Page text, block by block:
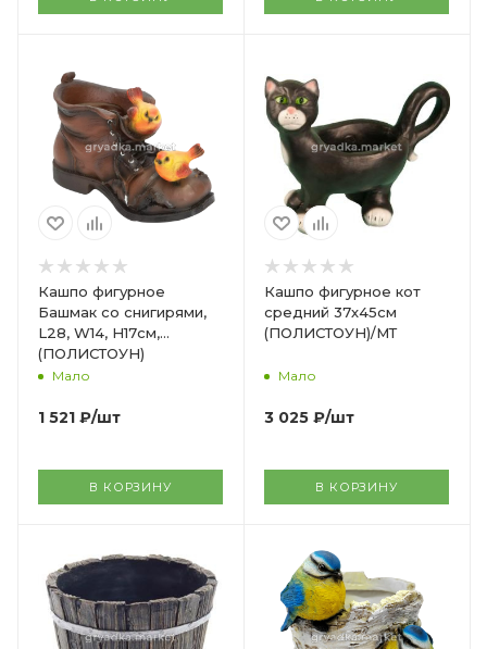
Кашпо фигурное
Башмак со снигирями,
L28, W14, H17см,
(ПОЛИСТОУН)
Мало
1 521 ₽/шт
В КОРЗИНУ
Кашпо фигурное кот
средний 37х45см
(ПОЛИСТОУН)/МТ
Мало
3 025 ₽/шт
В КОРЗИНУ